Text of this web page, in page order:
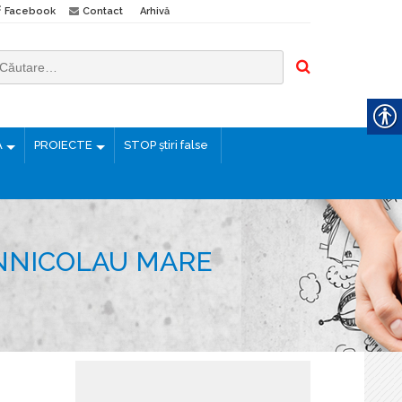
Facebook Contact Arhivă
PROIECTE STOP știri false
MARE